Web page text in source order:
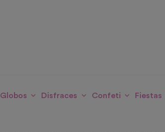
Globos Disfraces Confeti Fiestas